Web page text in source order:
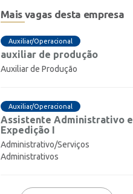
Mais vagas desta empresa
Auxiliar/Operacional
auxiliar de produção
Auxiliar de Produção
Auxiliar/Operacional
Assistente Administrativo e
Expedição I
Administrativo/Serviços
Administrativos